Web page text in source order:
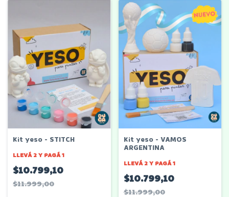
Kit yeso - STITCH
LLEVÁ 2 Y PAGÁ 1
$10.799,10
$11.999,00
Kit yeso - VAMOS
ARGENTINA
LLEVÁ 2 Y PAGÁ 1
$10.799,10
$11.999,00